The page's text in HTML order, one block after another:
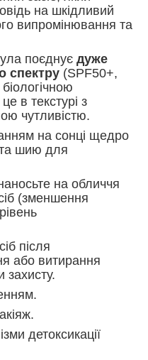
на шкідливий
випромінювання та
поєднує дуже
спектру (SPF50+,
в текстурі з
чутливістю.
на сонці щедро
та шию для
на обличчя
(зменшення
після
або витирання
захисту.
детоксикації